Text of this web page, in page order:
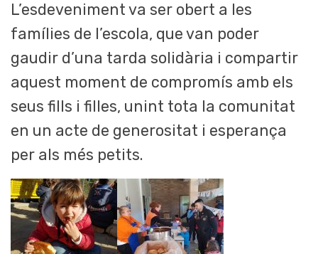
L’esdeveniment va ser obert a les
famílies de l’escola, que van poder
gaudir d’una tarda solidària i compartir
aquest moment de compromís amb els
seus fills i filles, unint tota la comunitat
en un acte de generositat i esperança
per als més petits.